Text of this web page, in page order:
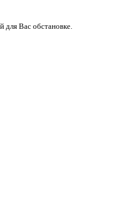
для Вас обстановке.